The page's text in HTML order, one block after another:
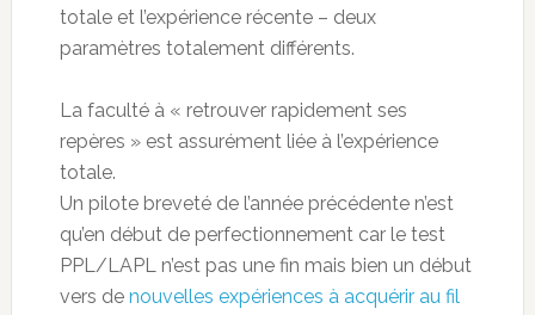
totale et l’expérience récente – deux
paramètres totalement différents.
La faculté à « retrouver rapidement ses
repères » est assurément liée à l’expérience
totale.
Un pilote breveté de l’année précédente n’est
qu’en début de perfectionnement car le test
PPL/LAPL n’est pas une fin mais bien un début
vers de nouvelles expériences à acquérir au fil